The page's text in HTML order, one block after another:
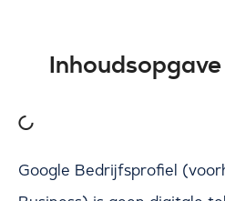
Google Bedrijfsprofiel
Inhoudsopgave